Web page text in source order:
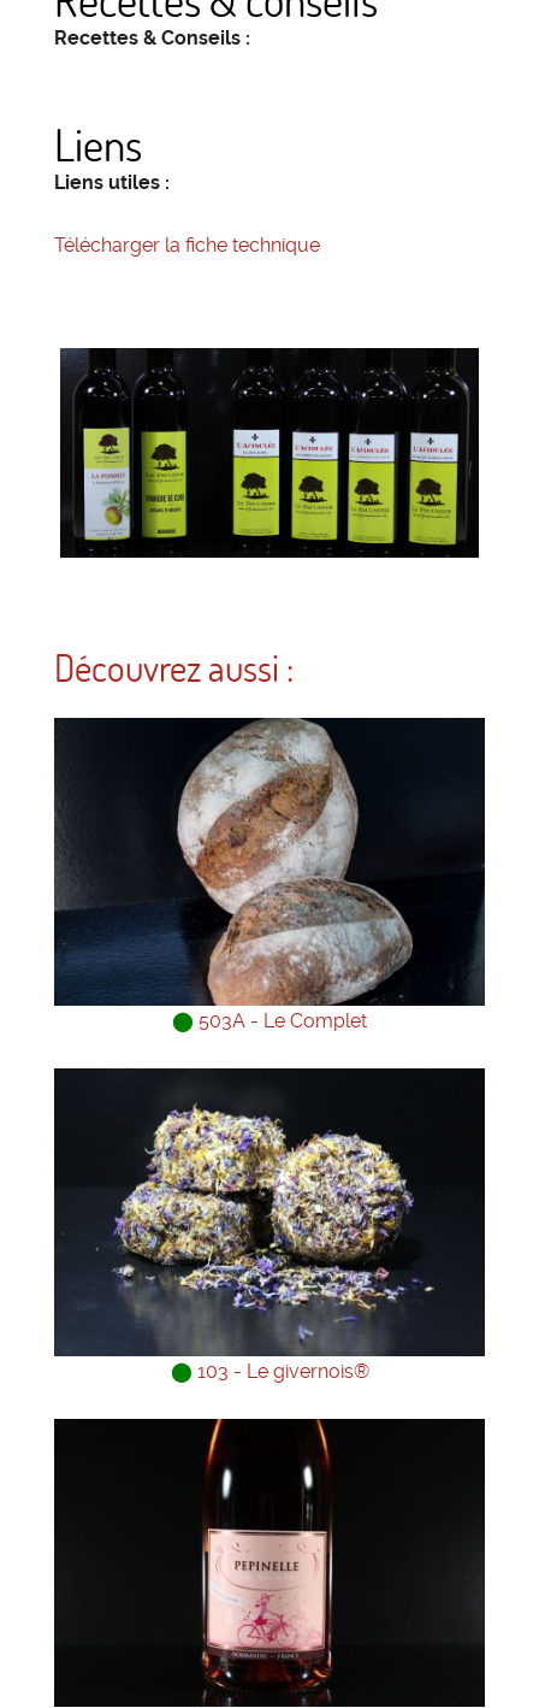
Recettes & Conseils :
Liens
Liens utiles :
Télécharger la fiche technique
Découvrez aussi :
⬤ 503A - Le Complet
⬤ 103 - Le givernois®